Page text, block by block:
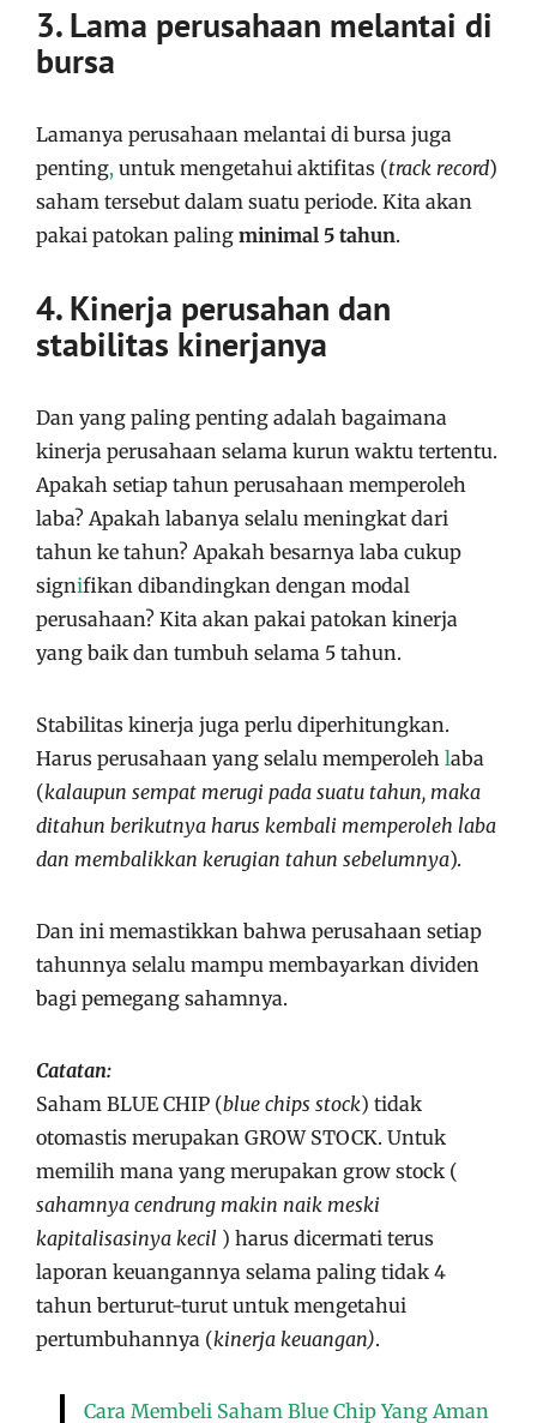
3. Lama perusahaan melantai di
bursa
Lamanya perusahaan melantai di bursa juga
penting, untuk mengetahui aktiftas (track record)
saham tersebut dalam suatu periode. Kita akan
pakai patokan paling minimal 5 tahun.
4. Kinerja perusahan dan
stabilitas kinerjanya
Dan yang paling penting adalah bagaimana
kinerja perusahaan selama kurun waktu tertentu.
Apakah setiap tahun perusahaan memperoleh
laba? Apakah labanya selalu meningkat dari
tahun ke tahun? Apakah besarnya laba cukup
signifikan dibandingkan dengan modal
perusahaan? Kita akan pakai patokan kinerja
yang baik dan tumbuh selama 5 tahun.
Stabilitas kinerja juga perlu diperhitungkan.
Harus perusahaan yang selalu memperoleh laba
(kalaupun sempat merugi pada suatu tahun, maka
ditahun berikutnya harus kembali memperoleh laba
dan membalikkan kerugian tahun sebelumnya).
Dan ini memastikkan bahwa perusahaan setiap
tahunnya selalu mampu membayarkan dividen
bagi pemegang sahamnya.
Catatan:
Saham BLUE CHIP (blue chips stock) tidak
otomastis merupakan GROW STOCK. Untuk
memilih mana yang merupakan grow stock (
sahamnya cendrung makin naik meski
kapitalisasinya kecil ) harus dicermati terus
laporan keuangannya selama paling tidak 4
tahun berturut-turut untuk mengetahui
pertumbuhannya (kinerja keuangan).
Cara Membeli Saham Blue Chip Yang Aman